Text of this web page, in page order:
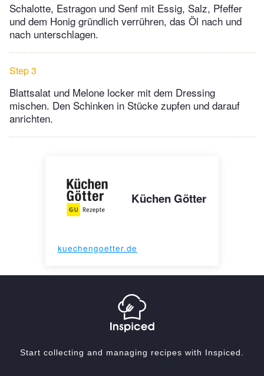
Schalotte, Estragon und Senf mit Essig, Salz, Pfeffer
und dem Honig gründlich verrühren, das Öl nach und
nach unterschlagen.
Step 3
Blattsalat und Melone locker mit dem Dressing
mischen. Den Schinken in Stücke zupfen und darauf
anrichten.
Küchen Götter
kuechengoetter.de
Start collecting and managing recipes with Inspiced.